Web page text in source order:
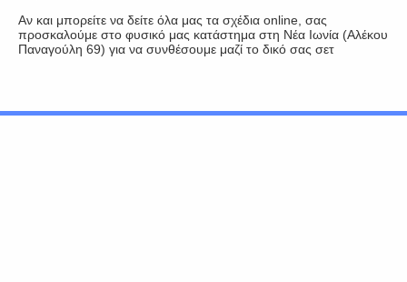
Αν και μπορείτε να δείτε όλα μας τα σχέδια online, σας
προσκαλούμε στο φυσικό μας κατάστημα στη Νέα Ιωνία (Αλέκου
Παναγούλη 69) για να συνθέσουμε μαζί το δικό σας σετ